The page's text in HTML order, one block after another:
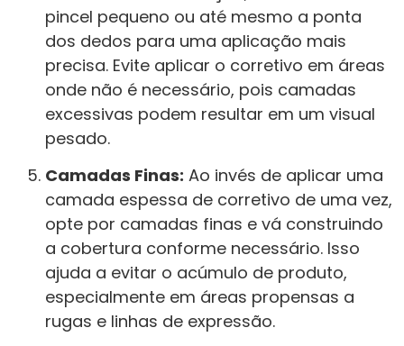
pincel pequeno ou até mesmo a ponta
dos dedos para uma aplicação mais
precisa. Evite aplicar o corretivo em áreas
onde não é necessário, pois camadas
excessivas podem resultar em um visual
pesado.
Camadas Finas: Ao invés de aplicar uma
camada espessa de corretivo de uma vez,
opte por camadas finas e vá construindo
a cobertura conforme necessário. Isso
ajuda a evitar o acúmulo de produto,
especialmente em áreas propensas a
rugas e linhas de expressão.